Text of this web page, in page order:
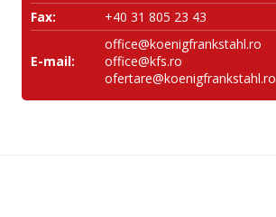
Fax:
+40 31 805 23 43
E-mail:
office@koenigfrankstahl.ro
office@kfs.ro
ofertare@koenigfrankstahl.ro